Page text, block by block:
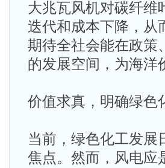
大兆瓦风机对碳纤维
迭代和成本下降，从
期待全社会能在政策
的发展空间，为海洋
价值求真，明确绿色
当前，绿色化工发展
焦点。然而，风电应